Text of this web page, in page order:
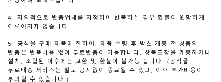
4. 자의적으로 반품업체를 지정하여 반품하실 경우 환불이 원활하게
이루어지지 않습니다.
5. 공식몰 구매 제품에 한하여, 제품 수령 후 박스 개봉 전 상품의
반품은 반품비용 없이 무료반품이 가능합니다. 상품포장을 개봉하거나
설치, 조립된 이후에는 교환 및 환불이 불가능 합니다. (공식몰
무료배송 서비스는 별도 공지없이 종료될 수 있고, 이후 추가비용이
부과될 수 있습니다.)